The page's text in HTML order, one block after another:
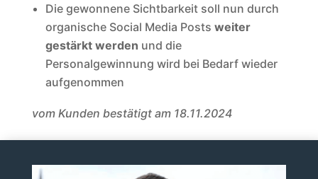
Die gewonnene Sichtbarkeit soll nun durch
organische Social Media Posts weiter
gestärkt werden und die
Personalgewinnung wird bei Bedarf wieder
aufgenommen
vom Kunden bestätigt am 18.11.2024